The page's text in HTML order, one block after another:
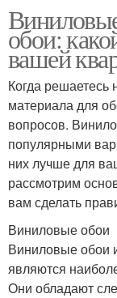
обои:
вашей
Когда решаетесь
материала для
вопросов.
популярными
них лучше для
рассмотрим
вам сделать
Виниловые обои
Виниловые обои
являются
Они обладают